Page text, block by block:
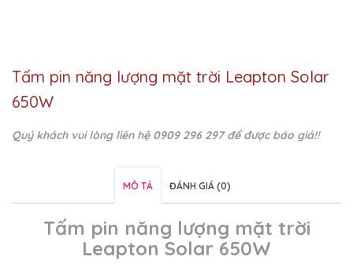
Tấm pin năng lượng mặt trời Leapton Solar
650W
Quý khách vui lòng liên hệ 0909 296 297 để được báo giá!!
MÔ TẢ ĐÁNH GIÁ (0)
Tấm pin năng lượng mặt trời
Leapton Solar 650W